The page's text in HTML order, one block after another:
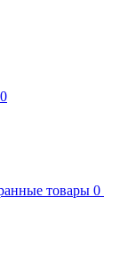
0
товары 0